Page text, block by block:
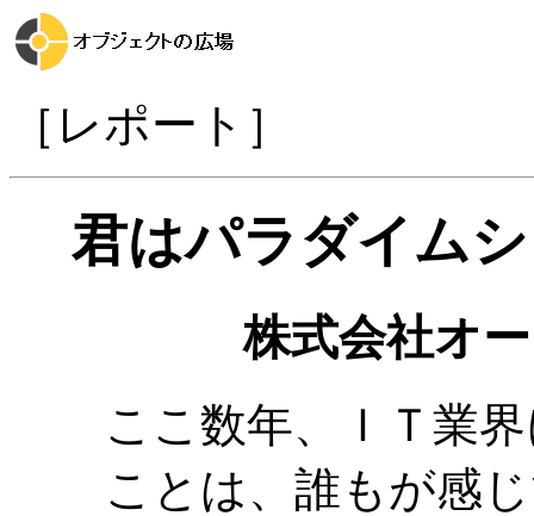
［レポート］
君はパラダイム
株式会社オ
ここ数年、ＩＴ業
ことは、誰もが感